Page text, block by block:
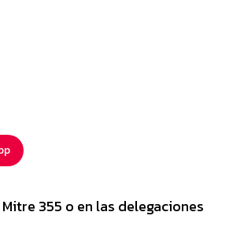
355 o en las delegaciones